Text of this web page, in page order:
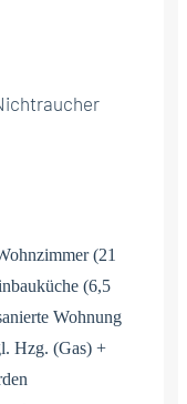
(21
(6,5
Wohnung
Hzg. (Gas) +